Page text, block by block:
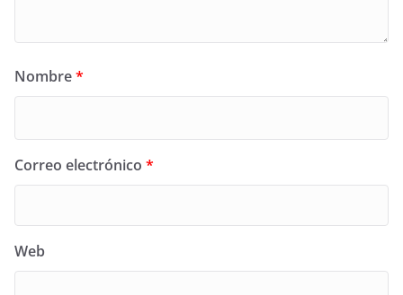
Nombre*
Correo electrónico *
Web